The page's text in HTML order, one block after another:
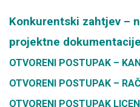
Konkurentski zahtjev –
projektne dokumentacije
OTVORENI POSTUPAK –
OTVORENI POSTUPAK –
OTVORENI POSTUPAK